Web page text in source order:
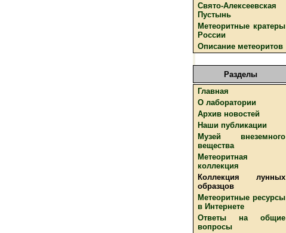
Свято-Алексеевская
Пустынь
Метеоритные кратеры
России
Описание метеоритов
Разделы
Главная
О лаборатории
Архив новостей
Наши публикации
Музей внеземного
вещества
Метеоритная
коллекция
Коллекция лунных
образцов
Метеоритные ресурсы
в Интернете
Ответы на общие
вопросы